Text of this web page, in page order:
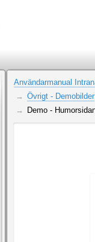
Användarmanual
Övrigt - Demobilder
Demo -